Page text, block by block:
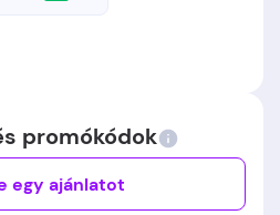
promókódok
egy ajánlatot